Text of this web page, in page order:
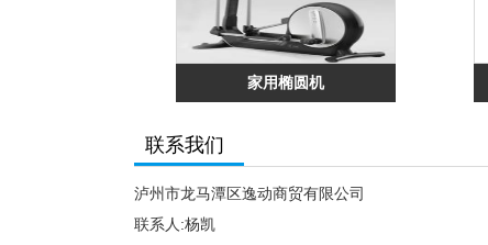
家用椭圆机
联系我们
泸州市龙马潭区逸动商贸有限公司
联系人:杨凯